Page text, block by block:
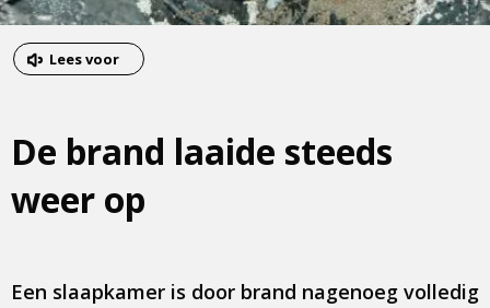
Dit
externe
Lees voor
De brand laaide steeds
weer op
Een slaapkamer is door brand nagenoeg volledig